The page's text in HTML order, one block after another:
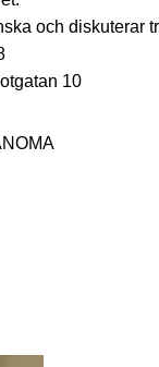
och diskuterar
10